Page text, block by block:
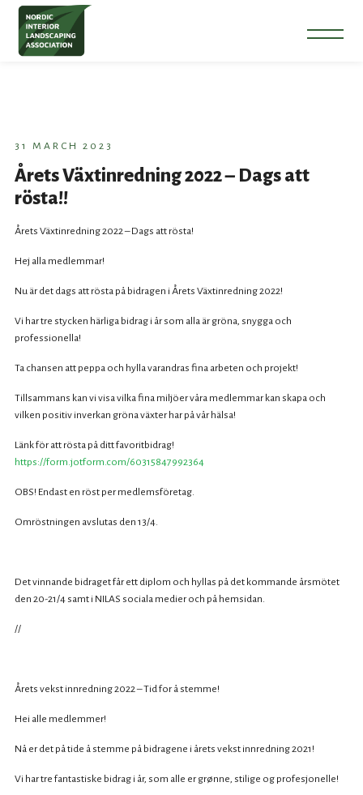
31 MARCH 2023
Årets Växtinredning 2022 – Dags att
rösta!!
Årets Växtinredning 2022 – Dags att rösta!
Hej alla medlemmar!
Nu är det dags att rösta på bidragen i Årets Växtinredning 2022!
Vi har tre stycken härliga bidrag i år som alla är gröna, snygga och
professionella!
Ta chansen att peppa och hylla varandras fina arbeten och projekt!
Tillsammans kan vi visa vilka fina miljöer våra medlemmar kan skapa och
vilken positiv inverkan gröna växter har på vår hälsa!
Länk för att rösta på ditt favoritbidrag!
https://form.jotform.com/60315847992364
OBS! Endast en röst per medlemsföretag.
Omröstningen avslutas den 13/4.
Det vinnande bidraget får ett diplom och hyllas på det kommande årsmötet
den 20-21/4 samt i NILAS sociala medier och på hemsidan.
//
Årets vekst innredning 2022 – Tid for å stemme!
Hei alle medlemmer!
Nå er det på tide å stemme på bidragene i årets vekst innredning 2021!
Vi har tre fantastiske bidrag i år, som alle er grønne, stilige og profesjonelle!